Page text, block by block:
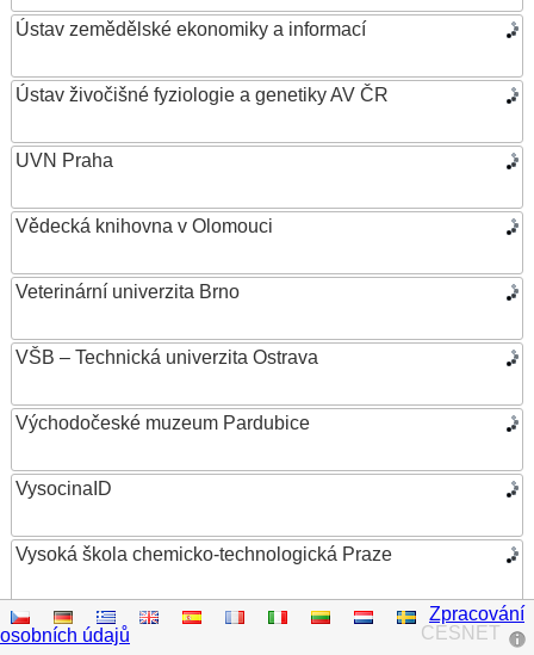
Ústav zemědělské ekonomiky a informací
Ústav živočišné fyziologie a genetiky AV ČR
UVN Praha
Vědecká knihovna v Olomouci
Veterinární univerzita Brno
VŠB – Technická univerzita Ostrava
Východočeské muzeum Pardubice
VysocinaID
Vysoká škola chemicko-technologická Praze
Vysoká škola ekonomická v Praze
CESNET
Zpracování
osobních údajů